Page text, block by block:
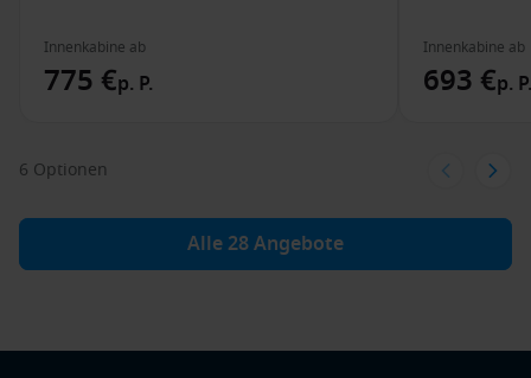
Innenkabine ab
775 €p. P.
Innenkabine ab
693 €p. P.
6 Optionen
Alle 28 Angebote